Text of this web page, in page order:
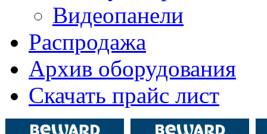
Видеопанели
Распродажа
Архив оборудования
Скачать прайс лист